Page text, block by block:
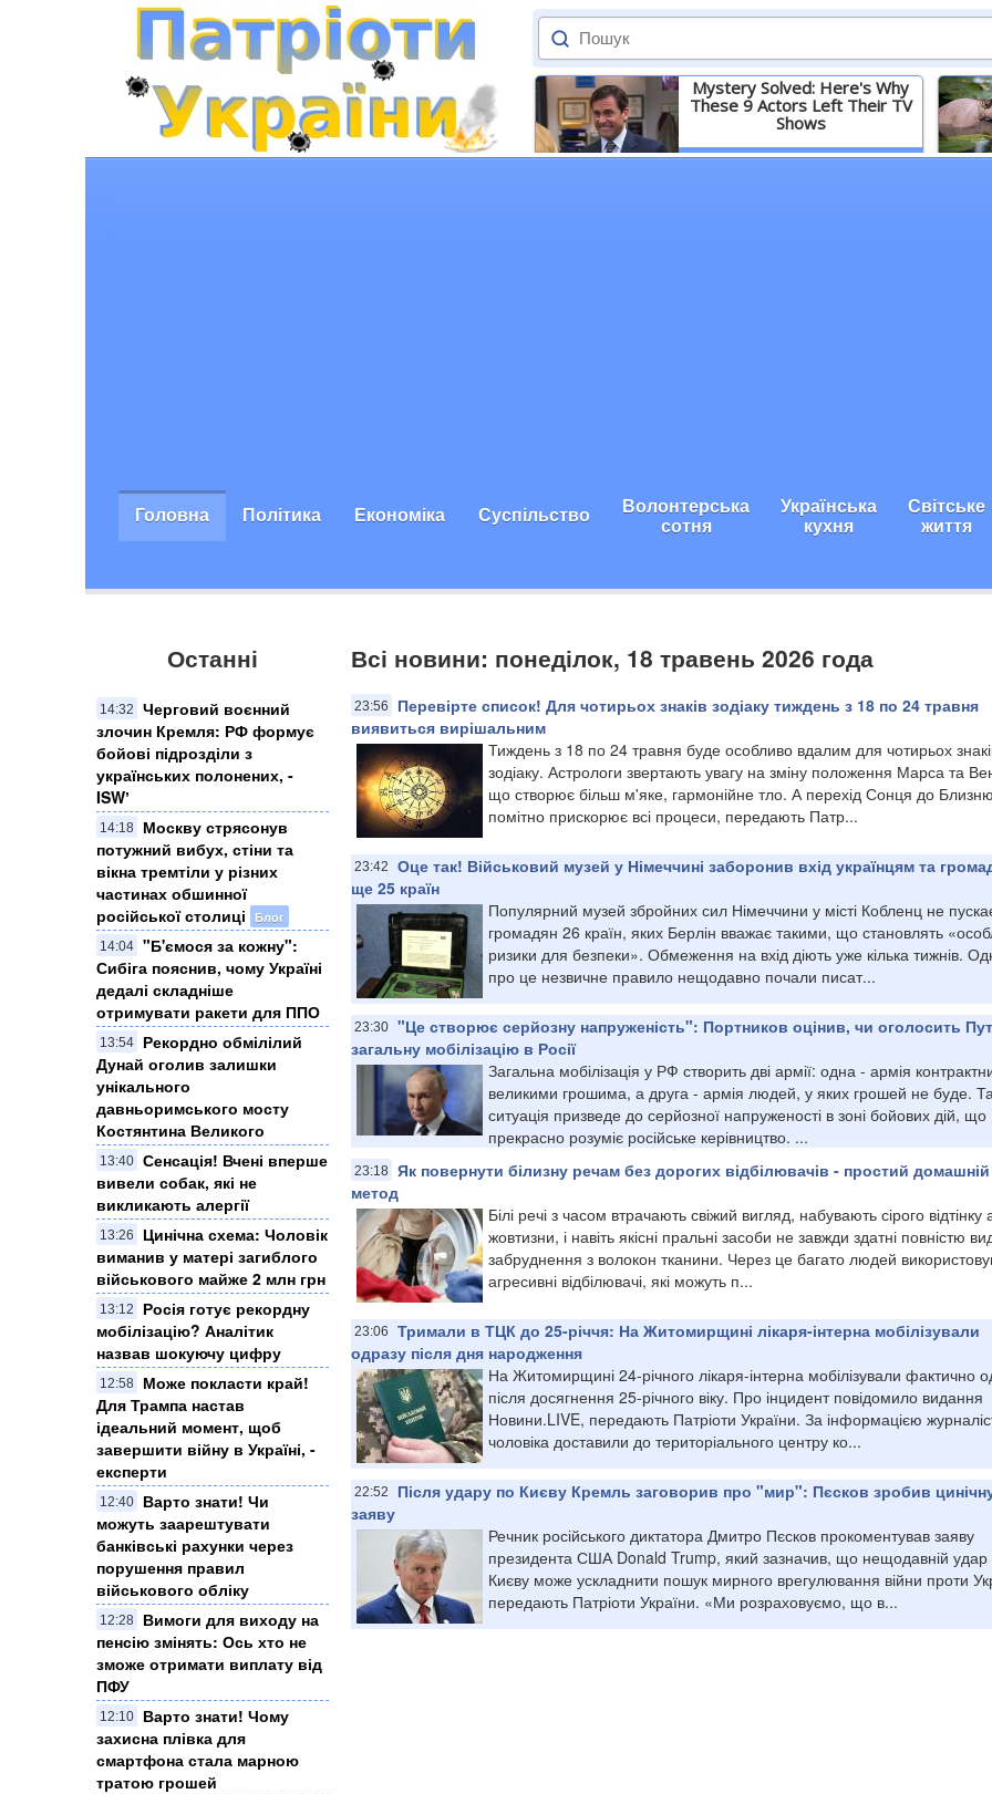
Mystery Solved: Here's Why
These 9 Actors Left Their TV
Shows
Детальніше
Головна Політика Економіка Суспільство Волонтерська
сотня
Українська
кухня
Світське
життя
Останні
14:32
Черговий воєнний
злочин Кремля: ​РФ формує
бойові підрозділи з
українських полонених, -
ISWʼ
14:18
Москву стрясонув
потужний вибух, стіни та
вікна тремтіли у різних
частинах обшинної
російської столиці
Блог
14:04 "Б'ємося за кожну":
Сибіга пояснив, чому Україні
дедалі складніше
отримувати ракети для ППО
13:54
Рекордно обмілілий
Дунай оголив залишки
унікального
давньоримського мосту
Костянтина Великого
13:40 Сенсація! Вчені вперше
вивели собак, які не
викликають алергії
13:26
Цинічна схема: Чоловік
виманив у матері загиблого
військового майже 2 млн грн
13:12
Росія готує рекордну
мобілізацію? Аналітик
назвав шокуючу цифру
12:58
Може покласти край!
Для Трампа настав
ідеальний момент, щоб
завершити війну в Україні, -
експерти
12:40
Варто знати! Чи
можуть заарештувати
банківські рахунки через
порушення правил
військового обліку
12:28
Вимоги для виходу на
пенсію змінять: Ось хто не
зможе отримати виплату від
ПФУ
12:10
Варто знати! Чому
захисна плівка для
смартфона стала марною
тратою грошей
Всі новини: понеділок, 18 травень 2026 года
23:56
Перевірте список! Для чотирьох знаків зодіаку тиждень з 18 по 24 травня
виявиться вирішальним
Тиждень з 18 по 24 травня буде особливо вдалим для чотирьох
зодіаку. Астрологи звертають увагу на зміну положення Марса та
що створює більш м'яке, гармонійне тло. А перехід Сонця до
помітно прискорює всі процеси, передають Патр...
23:42
Оце так! Військовий музей у Німеччині заборонив вхід українцям та
ще 25 країн
Популярний музей збройних сил Німеччини у місті Кобленц не
громадян 26 країн, яких Берлін вважає такими, що становлять
ризики для безпеки». Обмеження на вхід діють уже кілька тижнів.
про це незвичне правило нещодавно почали писат...
23:30 "Це створює серйозну напруженість": Портников оцінив, чи оголосить
загальну мобілізацію в Росії
Загальна мобілізація у РФ створить дві армії: одна - армія
великими грошима, а друга - армія людей, у яких грошей не буде.
ситуація призведе до серйозної напруженості в зоні бойових дій, що
прекрасно розуміє російське керівництво. ...
23:18 Як повернути білизну речам без дорогих відбілювачів - простий домашній
метод
Білі речі з часом втрачають свіжий вигляд, набувають сірого відтінку
жовтизни, і навіть якісні пральні засоби не завжди здатні повністю
забруднення з волокон тканини. Через це багато людей
агресивні відбілювачі, які можуть п...
23:06
Тримали в ТЦК до 25-річчя: На Житомирщині лікаря-інтерна мобілізували
одразу після дня народження
На Житомирщині 24-річного лікаря-інтерна мобілізували фактично
після досягнення 25-річного віку. Про інцидент повідомило видання
Новини.LIVE, передають Патріоти України. За інформацією
чоловіка доставили до територіального центру ко...
22:52
Після удару по Києву Кремль заговорив про "мир": Пєсков зробив
заяву
Речник російського диктатора Дмитро Пєсков прокоментував заяву
президента США Donald Trump, який зазначив, що нещодавній
Києву може ускладнити пошук мирного врегулювання війни проти
передають Патріоти України. «Ми розраховуємо, що в...